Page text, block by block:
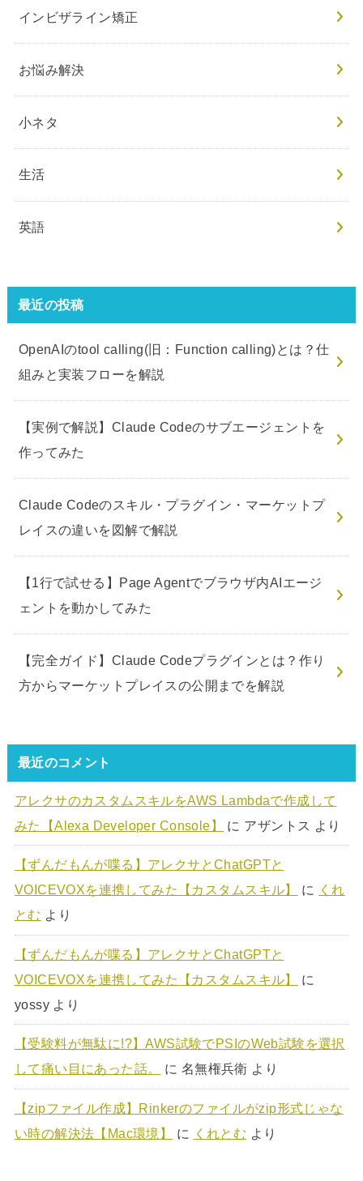
インビザライン矯正
お悩み解決
小ネタ
生活
英語
最近の投稿
OpenAIのtool calling(旧：Function calling)とは？仕
組みと実装フローを解説
【実例で解説】Claude Codeのサブエージェントを
作ってみた
Claude Codeのスキル・プラグイン・マーケットプ
レイスの違いを図解で解説
【1行で試せる】Page Agentでブラウザ内AIエージ
ェントを動かしてみた
【完全ガイド】Claude Codeプラグインとは？作り
方からマーケットプレイスの公開までを解説
最近のコメント
アレクサのカスタムスキルをAWS Lambdaで作成して
みた【Alexa Developer Console】
に アザントス より
【ずんだもんが喋る】アレクサとChatGPTと
VOICEVOXを連携してみた【カスタムスキル】
に
くれ
とむ より
【ずんだもんが喋る】アレクサとChatGPTと
VOICEVOXを連携してみた【カスタムスキル】
に
yossyより
【受験料が無駄に!?】AWS試験でPSIのWeb試験を選択
して痛い目にあった話。
に 名無権兵衛 より
【zipファイル作成】Rinkerのファイルがzip形式じゃな
い時の解決法【Mac環境】
に くれとむ より